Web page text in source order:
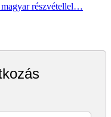
magyar részvétellel…